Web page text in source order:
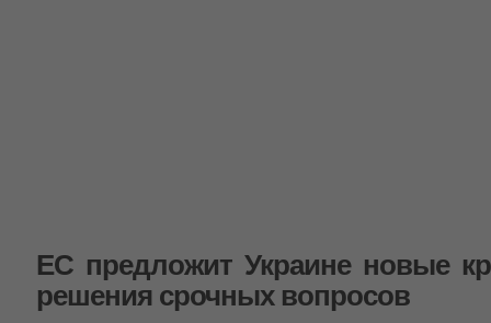
ЕС предложит Украине новые
решения срочных вопросов